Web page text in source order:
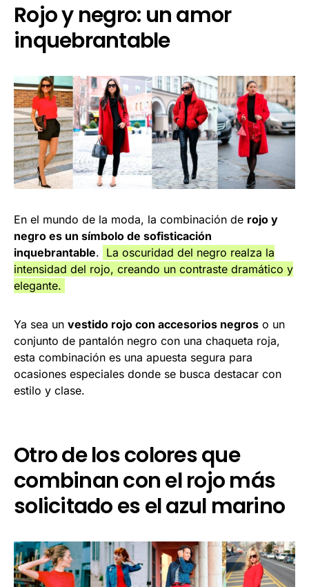
Rojo y negro: un amor
inquebrantable
En el mundo de la moda, la combinación de rojo y
negro es un símbolo de sofisticación
inquebrantable. La oscuridad del negro realza la
intensidad del rojo, creando un contraste dramático y
elegante.
Ya sea un vestido rojo con accesorios negros o un
conjunto de pantalón negro con una chaqueta roja,
esta combinación es una apuesta segura para
ocasiones especiales donde se busca destacar con
estilo y clase.
Otro de los colores que
combinan con el rojo más
solicitado es el azul marino